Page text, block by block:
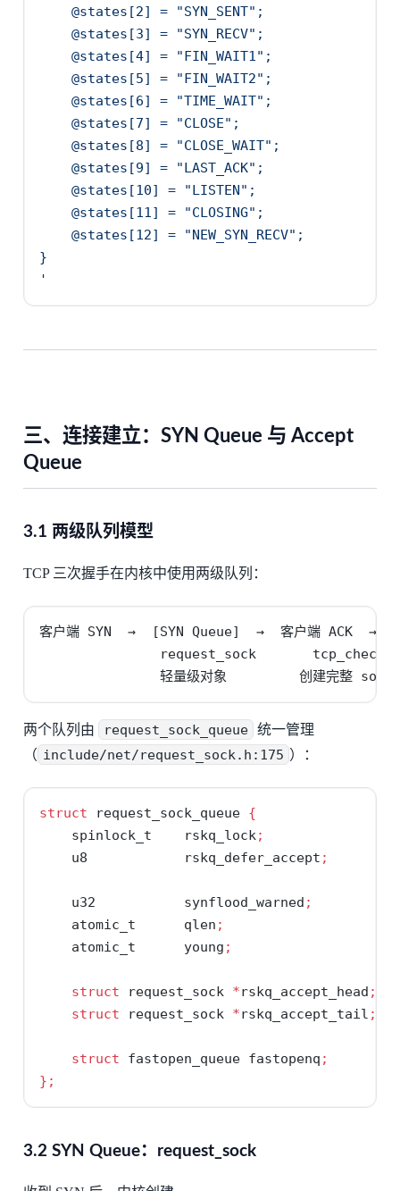
    @states[2] = "SYN_SENT";
    @states[3] = "SYN_RECV";
    @states[4] = "FIN_WAIT1";
    @states[5] = "FIN_WAIT2";
    @states[6] = "TIME_WAIT";
    @states[7] = "CLOSE";
    @states[8] = "CLOSE_WAIT";
    @states[9] = "LAST_ACK";
    @states[10] = "LISTEN";
    @states[11] = "CLOSING";
    @states[12] = "NEW_SYN_RECV";
}
'
三、连接建立：SYN Queue 与 Accept
Queue
3.1 两级队列模型
TCP 三次握手在内核中使用两级队列：
客户端 SYN  →  [SYN Queue]  →  客户端 ACK
request_sock
轻量级对象         创建完整
两个队列由 request_sock_queue 统一管理
（ include/net/request_sock.h:175 ）：
struct request_sock_queue {
    spinlock_t    rskq_lock
;
    u8            rskq_defer_accept
;
    u32           synflood_warned
;
    atomic_t      qlen
;
    atomic_t      young
;
struct request_sock *rskq_accept_head ;
struct request_sock *rskq_accept_tail ;
struct fastopen_queue fastopenq ;
};
3.2 SYN Queue：request_sock